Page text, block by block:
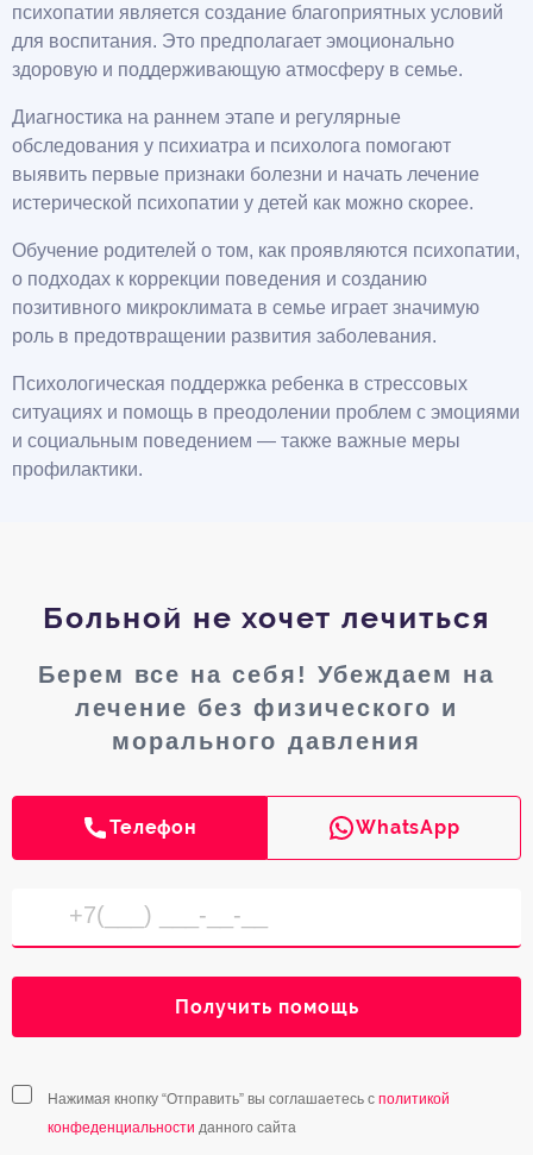
психопатии является создание благоприятных условий
для воспитания. Это предполагает эмоционально
здоровую и поддерживающую атмосферу в семье.
Диагностика на раннем этапе и регулярные
обследования у психиатра и психолога помогают
выявить первые признаки болезни и начать лечение
истерической психопатии у детей как можно скорее.
Обучение родителей о том, как проявляются психопатии,
о подходах к коррекции поведения и созданию
позитивного микроклимата в семье играет значимую
роль в предотвращении развития заболевания.
Психологическая поддержка ребенка в стрессовых
ситуациях и помощь в преодолении проблем с эмоциями
и социальным поведением — также важные меры
профилактики.
Больной не хочет лечиться
Берем все на себя! Убеждаем на
лечение без физического и
морального давления
Телефон WhatsApp
Получить помощь
Нажимая кнопку “Отправить” вы соглашаетесь с политикой
конфеденциальности данного сайта